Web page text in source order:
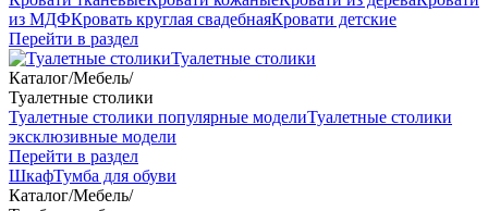
из МДФКровать круглая свадебнаяКровати детские
Перейти в раздел
Туалетные столики
Каталог/Мебель/
Туалетные столики
Туалетные столики популярные моделиТуалетные столики
эксклюзивные модели
Перейти в раздел
ШкафТумба для обуви
Каталог/Мебель/